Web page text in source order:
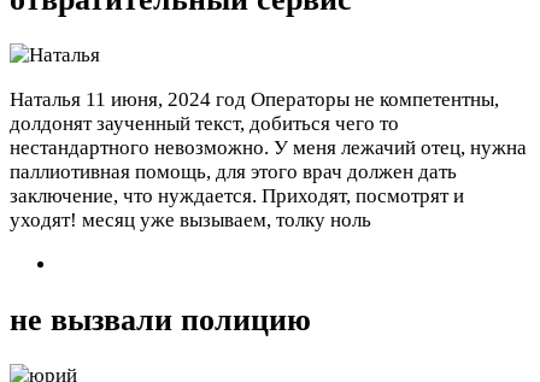
Наталья 11 июня, 2024 год Операторы не компетентны,
долдонят заученный текст, добиться чего то
нестандартного невозможно. У меня лежачий отец, нужна
паллиотивная помощь, для этого врач должен дать
заключение, что нуждается. Приходят, посмотрят и
уходят! месяц уже вызываем, толку ноль
не вызвали полицию